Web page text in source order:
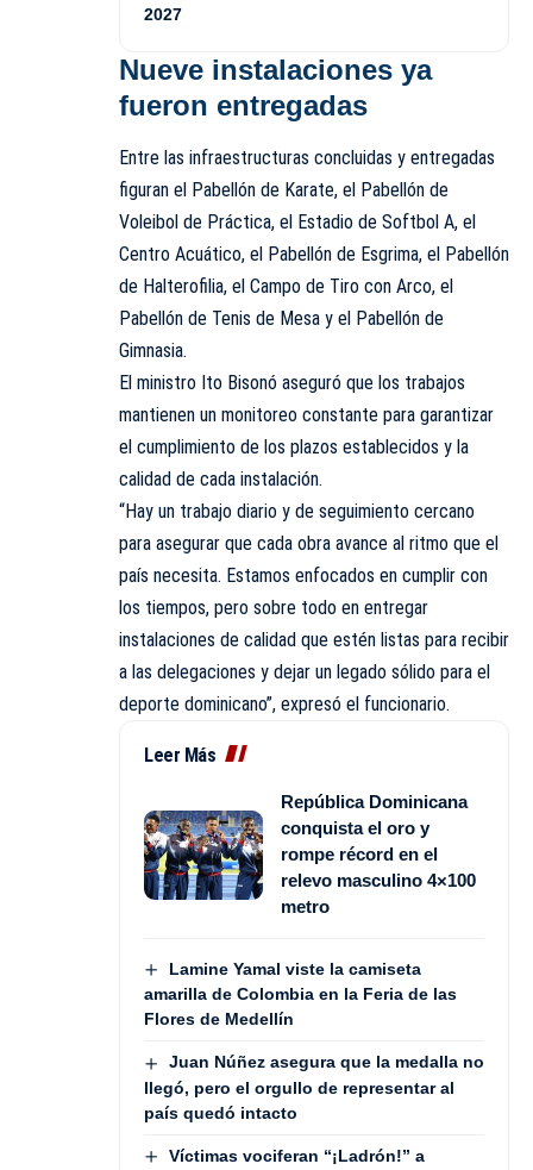
2027
Nueve instalaciones ya
fueron entregadas
Entre las infraestructuras concluidas y entregadas
figuran el Pabellón de Karate, el Pabellón de
Voleibol de Práctica, el Estadio de Softbol A, el
Centro Acuático, el Pabellón de Esgrima, el Pabellón
de Halterofilia, el Campo de Tiro con Arco, el
Pabellón de Tenis de Mesa y el Pabellón de
Gimnasia.
El ministro Ito Bisonó aseguró que los trabajos
mantienen un monitoreo constante para garantizar
el cumplimiento de los plazos establecidos y la
calidad de cada instalación.
“Hay un trabajo diario y de seguimiento cercano
para asegurar que cada obra avance al ritmo que el
país necesita. Estamos enfocados en cumplir con
los tiempos, pero sobre todo en entregar
instalaciones de calidad que estén listas para recibir
a las delegaciones y dejar un legado sólido para el
deporte dominicano”, expresó el funcionario.
Leer Más
República Dominicana
conquista el oro y
rompe récord en el
relevo masculino 4×100
metro
Lamine Yamal viste la camiseta
amarilla de Colombia en la Feria de las
Flores de Medellín
Juan Núñez asegura que la medalla no
llegó, pero el orgullo de representar al
país quedó intacto
Víctimas vociferan “¡Ladrón!” a